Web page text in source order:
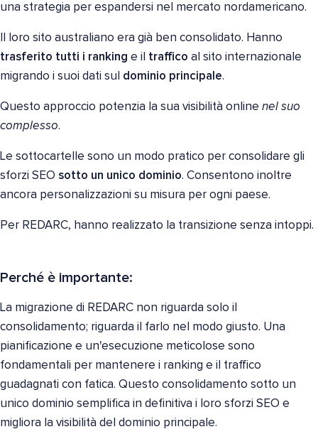
una strategia per espandersi nel mercato nordamericano.
Il loro sito australiano era già ben consolidato. Hanno
trasferito tutti i ranking e il traffico al sito internazionale
migrando i suoi dati sul dominio principale.
Questo approccio potenzia la sua visibilità online nel suo
complesso.
Le sottocartelle sono un modo pratico per consolidare gli
sforzi SEO sotto un unico dominio. Consentono inoltre
ancora personalizzazioni su misura per ogni paese.
Per REDARC, hanno realizzato la transizione senza intoppi.
Perché è importante:
La migrazione di REDARC non riguarda solo il
consolidamento; riguarda il farlo nel modo giusto. Una
pianificazione e un'esecuzione meticolose sono
fondamentali per mantenere i ranking e il traffico
guadagnati con fatica. Questo consolidamento sotto un
unico dominio semplifica in definitiva i loro sforzi SEO e
migliora la visibilità del dominio principale.